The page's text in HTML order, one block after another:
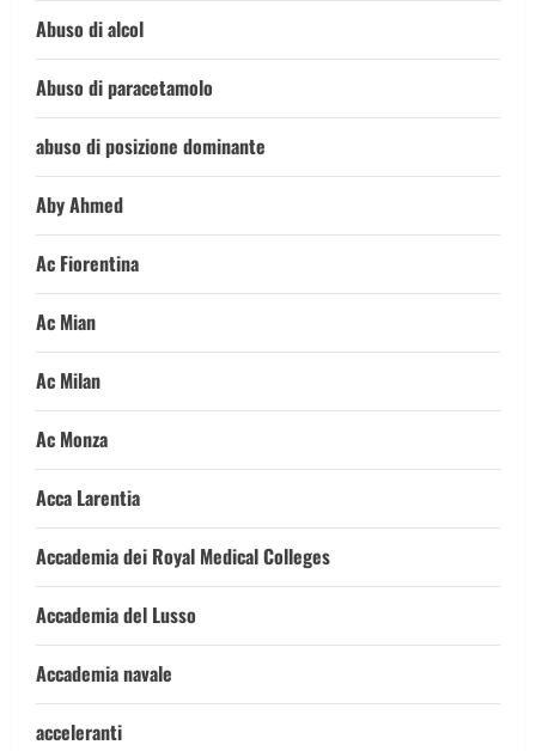
Abuso di alcol
Abuso di paracetamolo
abuso di posizione dominante
Aby Ahmed
Ac Fiorentina
Ac Mian
Ac Milan
Ac Monza
Acca Larentia
Accademia dei Royal Medical Colleges
Accademia del Lusso
Accademia navale
acceleranti